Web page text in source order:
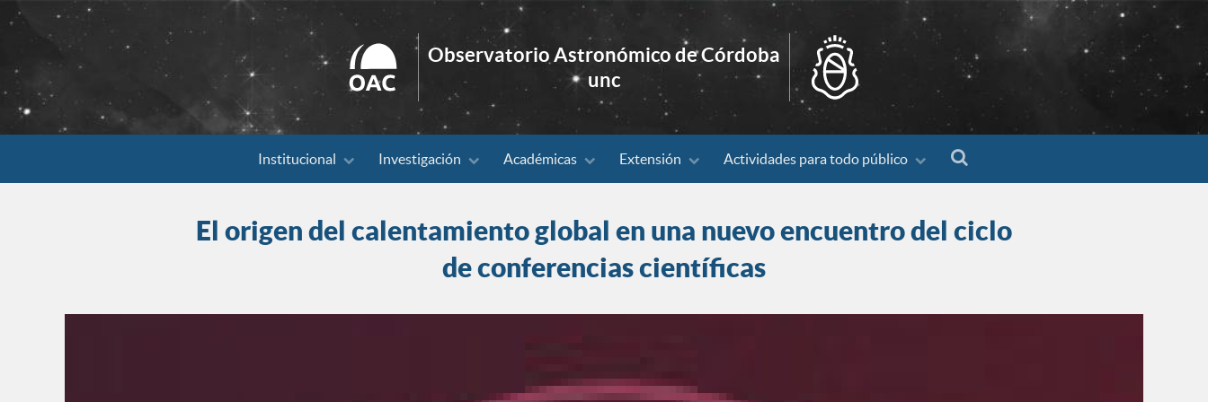
Observatorio Astronómico de Córdoba
unc
Institucional Investigación Académicas Extensión Actividades para todo público
Search
El origen del calentamiento global en una nuevo encuentro del ciclo
de conferencias científicas